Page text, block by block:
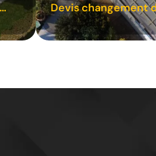
Devis changement
tuile 31